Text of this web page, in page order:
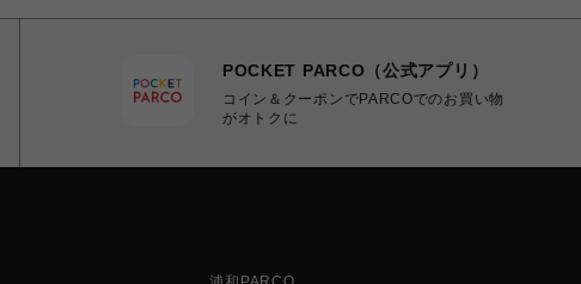
POCKET PARCO（公式アプリ）
コイン＆クーポンでPARCOでのお買い物
がオトクに